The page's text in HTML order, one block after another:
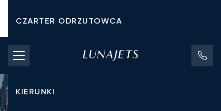
CZARTER ODRZUTOWCA
KOSZTY CZARTERU
PRYWATNE ODRZUTOWCE
KIERUNKI